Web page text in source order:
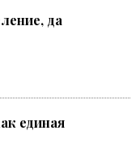
да
единая